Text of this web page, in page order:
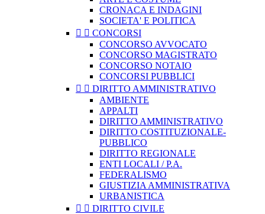
CRONACA E INDAGINI
SOCIETA' E POLITICA
  CONCORSI
CONCORSO AVVOCATO
CONCORSO MAGISTRATO
CONCORSO NOTAIO
CONCORSI PUBBLICI
  DIRITTO AMMINISTRATIVO
AMBIENTE
APPALTI
DIRITTO AMMINISTRATIVO
DIRITTO COSTITUZIONALE-
PUBBLICO
DIRITTO REGIONALE
ENTI LOCALI / P.A.
FEDERALISMO
GIUSTIZIA AMMINISTRATIVA
URBANISTICA
  DIRITTO CIVILE